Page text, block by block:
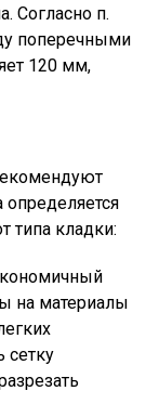
Согласно п.
поперечными
120 мм,
типа кладки:
на материалы
сетку